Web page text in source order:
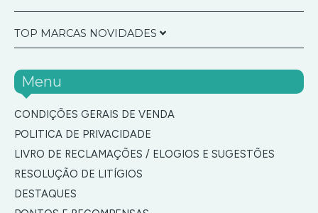
7º Ano
9º Ano
12º Ano
TOP MARCAS NOVIDADES
Anekke Sophia SS26
Anekke Tulip FW26 (NOVA COLEÇÃO)
Anekke Odyssey FW26 (NOVA COLEÇÃO)
Anekke Essence FW26 (NOVA COLEÇÃO)
Sacos para Presentes
Elegant Pen
Itotal
Menu
CONDIÇÕES GERAIS DE VENDA
POLITICA DE PRIVACIDADE
LIVRO DE RECLAMAÇÕES / ELOGIOS E SUGESTÕES
RESOLUÇÃO DE LITÍGIOS
DESTAQUES